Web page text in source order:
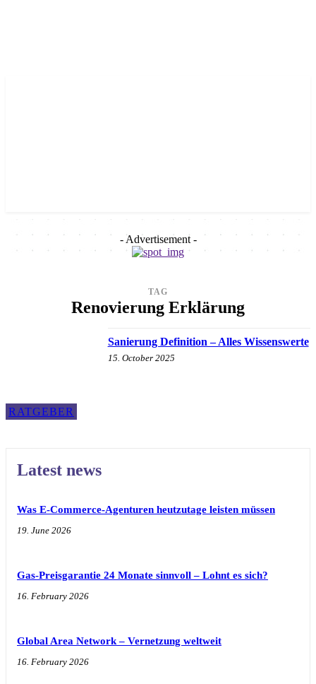
- Advertisement -
TAG
Renovierung Erklärung
RATGEBER
Sanierung Definition – Alles Wissenswerte
15. October 2025
Latest news
Was E-Commerce-Agenturen heutzutage leisten müssen
19. June 2026
Gas-Preisgarantie 24 Monate sinnvoll – Lohnt es sich?
16. February 2026
Global Area Network – Vernetzung weltweit
16. February 2026